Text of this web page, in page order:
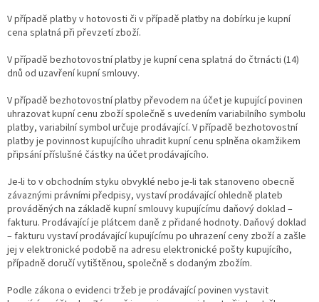
V případě platby v hotovosti či v případě platby na dobírku je kupní
cena splatná při převzetí zboží.
V případě bezhotovostní platby je kupní cena splatná do čtrnácti (14)
dnů od uzavření kupní smlouvy.
V případě bezhotovostní platby převodem na účet je kupující povinen
uhrazovat kupní cenu zboží společně s uvedením variabilního symbolu
platby, variabilní symbol určuje prodávající. V případě bezhotovostní
platby je povinnost kupujícího uhradit kupní cenu splněna okamžikem
připsání příslušné částky na účet prodávajícího.
Je-li to v obchodním styku obvyklé nebo je-li tak stanoveno obecně
závaznými právními předpisy, vystaví prodávající ohledně plateb
prováděných na základě kupní smlouvy kupujícímu daňový doklad –
fakturu. Prodávající je plátcem daně z přidané hodnoty. Daňový doklad
– fakturu vystaví prodávající kupujícímu po uhrazení ceny zboží a zašle
jej v elektronické podobě na adresu elektronické pošty kupujícího,
případně doručí vytištěnou, společně s dodaným zbožím.
Podle zákona o evidenci tržeb je prodávající povinen vystavit